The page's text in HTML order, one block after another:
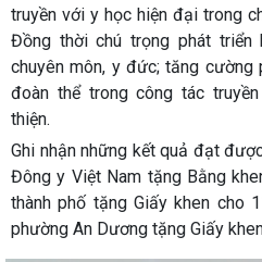
truyền với y học hiện đại trong
Đồng thời chú trọng phát triển
chuyên môn, y đức; tăng cường
đoàn thể trong công tác
thiện.
Ghi nhận những kết quả đạt
Đông y Việt Nam tặng Bằng
thành phố tặng Giấy khen cho
phường An Dương tặng Giấy